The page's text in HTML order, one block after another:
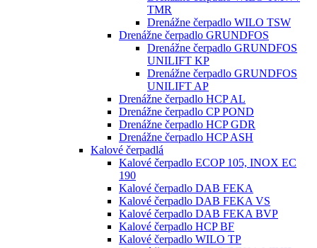
TMR
Drenážne čerpadlo WILO TSW
Drenážne čerpadlo GRUNDFOS
Drenážne čerpadlo GRUNDFOS
UNILIFT KP
Drenážne čerpadlo GRUNDFOS
UNILIFT AP
Drenážne čerpadlo HCP AL
Drenážne čerpadlo CP POND
Drenážne čerpadlo HCP GDR
Drenážne čerpadlo HCP ASH
Kalové čerpadlá
Kalové čerpadlo ECOP 105, INOX EC
190
Kalové čerpadlo DAB FEKA
Kalové čerpadlo DAB FEKA VS
Kalové čerpadlo DAB FEKA BVP
Kalové čerpadlo HCP BF
Kalové čerpadlo WILO TP